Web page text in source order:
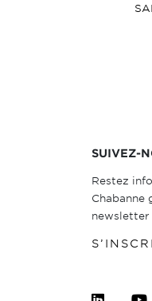
SUIVEZ-
Restez
Chabanne
newsletter